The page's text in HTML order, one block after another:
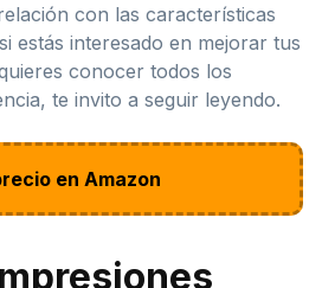
con las características
estás interesado en mejorar tus
conocer todos los
te invito a seguir leyendo.
en Amazon